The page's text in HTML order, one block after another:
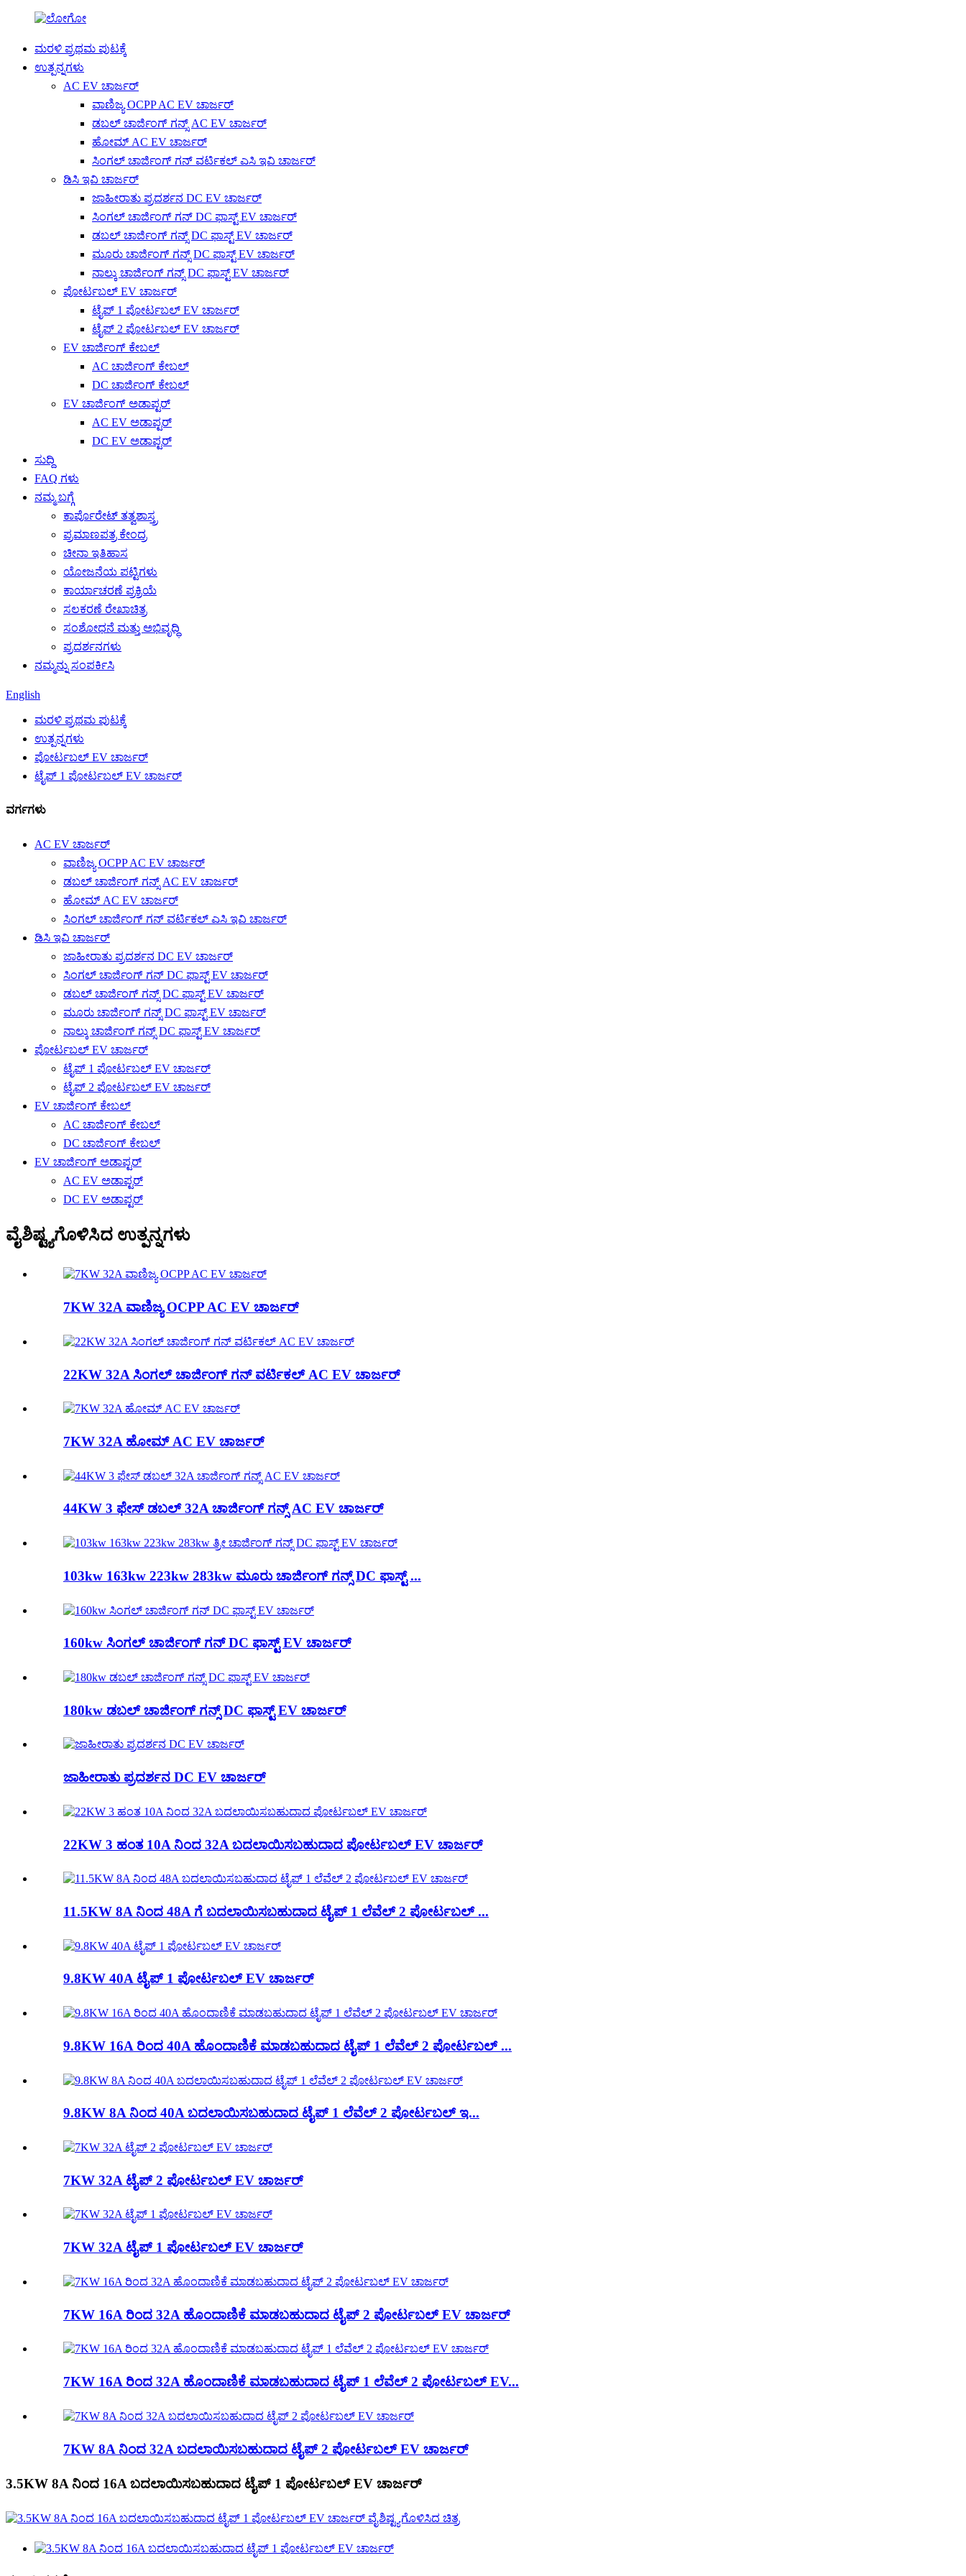
ಮರಳಿ ಪ್ರಥಮ ಪುಟಕ್ಕೆ
ಉತ್ಪನ್ನಗಳು
AC EV ಚಾರ್ಜರ್
ವಾಣಿಜ್ಯ OCPP AC EV ಚಾರ್ಜರ್
ಡಬಲ್ ಚಾರ್ಜಿಂಗ್ ಗನ್ಸ್ AC EV ಚಾರ್ಜರ್
ಹೋಮ್ AC EV ಚಾರ್ಜರ್
ಸಿಂಗಲ್ ಚಾರ್ಜಿಂಗ್ ಗನ್ ವರ್ಟಿಕಲ್ ಎಸಿ ಇವಿ ಚಾರ್ಜರ್
ಡಿಸಿ ಇವಿ ಚಾರ್ಜರ್
ಜಾಹೀರಾತು ಪ್ರದರ್ಶನ DC EV ಚಾರ್ಜರ್
ಸಿಂಗಲ್ ಚಾರ್ಜಿಂಗ್ ಗನ್ DC ಫಾಸ್ಟ್ EV ಚಾರ್ಜರ್
ಡಬಲ್ ಚಾರ್ಜಿಂಗ್ ಗನ್ಸ್ DC ಫಾಸ್ಟ್ EV ಚಾರ್ಜರ್
ಮೂರು ಚಾರ್ಜಿಂಗ್ ಗನ್ಸ್ DC ಫಾಸ್ಟ್ EV ಚಾರ್ಜರ್
ನಾಲ್ಕು ಚಾರ್ಜಿಂಗ್ ಗನ್ಸ್ DC ಫಾಸ್ಟ್ EV ಚಾರ್ಜರ್
ಪೋರ್ಟಬಲ್ EV ಚಾರ್ಜರ್
ಟೈಪ್ 1 ಪೋರ್ಟಬಲ್ EV ಚಾರ್ಜರ್
ಟೈಪ್ 2 ಪೋರ್ಟಬಲ್ EV ಚಾರ್ಜರ್
EV ಚಾರ್ಜಿಂಗ್ ಕೇಬಲ್
AC ಚಾರ್ಜಿಂಗ್ ಕೇಬಲ್
DC ಚಾರ್ಜಿಂಗ್ ಕೇಬಲ್
EV ಚಾರ್ಜಿಂಗ್ ಅಡಾಪ್ಟರ್
AC EV ಅಡಾಪ್ಟರ್
DC EV ಅಡಾಪ್ಟರ್
ಸುದ್ದಿ
FAQ ಗಳು
ನಮ್ಮ ಬಗ್ಗೆ
ಕಾರ್ಪೊರೇಟ್ ತತ್ವಶಾಸ್ತ್ರ
ಪ್ರಮಾಣಪತ್ರ ಕೇಂದ್ರ
ಚೀನಾ ಇತಿಹಾಸ
ಯೋಜನೆಯ ಪಟ್ಟಿಗಳು
ಕಾರ್ಯಾಚರಣೆ ಪ್ರಕ್ರಿಯೆ
ಸಲಕರಣೆ ರೇಖಾಚಿತ್ರ
ಸಂಶೋಧನೆ ಮತ್ತು ಅಭಿವೃದ್ಧಿ
ಪ್ರದರ್ಶನಗಳು
ನಮ್ಮನ್ನು ಸಂಪರ್ಕಿಸಿ
English
ಮರಳಿ ಪ್ರಥಮ ಪುಟಕ್ಕೆ
ಉತ್ಪನ್ನಗಳು
ಪೋರ್ಟಬಲ್ EV ಚಾರ್ಜರ್
ಟೈಪ್ 1 ಪೋರ್ಟಬಲ್ EV ಚಾರ್ಜರ್
ವರ್ಗಗಳು
AC EV ಚಾರ್ಜರ್
ವಾಣಿಜ್ಯ OCPP AC EV ಚಾರ್ಜರ್
ಡಬಲ್ ಚಾರ್ಜಿಂಗ್ ಗನ್ಸ್ AC EV ಚಾರ್ಜರ್
ಹೋಮ್ AC EV ಚಾರ್ಜರ್
ಸಿಂಗಲ್ ಚಾರ್ಜಿಂಗ್ ಗನ್ ವರ್ಟಿಕಲ್ ಎಸಿ ಇವಿ ಚಾರ್ಜರ್
ಡಿಸಿ ಇವಿ ಚಾರ್ಜರ್
ಜಾಹೀರಾತು ಪ್ರದರ್ಶನ DC EV ಚಾರ್ಜರ್
ಸಿಂಗಲ್ ಚಾರ್ಜಿಂಗ್ ಗನ್ DC ಫಾಸ್ಟ್ EV ಚಾರ್ಜರ್
ಡಬಲ್ ಚಾರ್ಜಿಂಗ್ ಗನ್ಸ್ DC ಫಾಸ್ಟ್ EV ಚಾರ್ಜರ್
ಮೂರು ಚಾರ್ಜಿಂಗ್ ಗನ್ಸ್ DC ಫಾಸ್ಟ್ EV ಚಾರ್ಜರ್
ನಾಲ್ಕು ಚಾರ್ಜಿಂಗ್ ಗನ್ಸ್ DC ಫಾಸ್ಟ್ EV ಚಾರ್ಜರ್
ಪೋರ್ಟಬಲ್ EV ಚಾರ್ಜರ್
ಟೈಪ್ 1 ಪೋರ್ಟಬಲ್ EV ಚಾರ್ಜರ್
ಟೈಪ್ 2 ಪೋರ್ಟಬಲ್ EV ಚಾರ್ಜರ್
EV ಚಾರ್ಜಿಂಗ್ ಕೇಬಲ್
AC ಚಾರ್ಜಿಂಗ್ ಕೇಬಲ್
DC ಚಾರ್ಜಿಂಗ್ ಕೇಬಲ್
EV ಚಾರ್ಜಿಂಗ್ ಅಡಾಪ್ಟರ್
AC EV ಅಡಾಪ್ಟರ್
DC EV ಅಡಾಪ್ಟರ್
ವೈಶಿಷ್ಟ್ಯಗೊಳಿಸಿದ ಉತ್ಪನ್ನಗಳು
7KW 32A ವಾಣಿಜ್ಯ OCPP AC EV ಚಾರ್ಜರ್
22KW 32A ಸಿಂಗಲ್ ಚಾರ್ಜಿಂಗ್ ಗನ್ ವರ್ಟಿಕಲ್ AC EV ಚಾರ್ಜರ್
7KW 32A ಹೋಮ್ AC EV ಚಾರ್ಜರ್
44KW 3 ಫೇಸ್ ಡಬಲ್ 32A ಚಾರ್ಜಿಂಗ್ ಗನ್ಸ್ AC EV ಚಾರ್ಜರ್
103kw 163kw 223kw 283kw ಮೂರು ಚಾರ್ಜಿಂಗ್ ಗನ್ಸ್ DC ಫಾಸ್ಟ್ ...
160kw ಸಿಂಗಲ್ ಚಾರ್ಜಿಂಗ್ ಗನ್ DC ಫಾಸ್ಟ್ EV ಚಾರ್ಜರ್
180kw ಡಬಲ್ ಚಾರ್ಜಿಂಗ್ ಗನ್ಸ್ DC ಫಾಸ್ಟ್ EV ಚಾರ್ಜರ್
ಜಾಹೀರಾತು ಪ್ರದರ್ಶನ DC EV ಚಾರ್ಜರ್
22KW 3 ಹಂತ 10A ನಿಂದ 32A ಬದಲಾಯಿಸಬಹುದಾದ ಪೋರ್ಟಬಲ್ EV ಚಾರ್ಜರ್
11.5KW 8A ನಿಂದ 48A ಗೆ ಬದಲಾಯಿಸಬಹುದಾದ ಟೈಪ್ 1 ಲೆವೆಲ್ 2 ಪೋರ್ಟಬಲ್ ...
9.8KW 40A ಟೈಪ್ 1 ಪೋರ್ಟಬಲ್ EV ಚಾರ್ಜರ್
9.8KW 16A ರಿಂದ 40A ಹೊಂದಾಣಿಕೆ ಮಾಡಬಹುದಾದ ಟೈಪ್ 1 ಲೆವೆಲ್ 2 ಪೋರ್ಟಬಲ್ ...
9.8KW 8A ನಿಂದ 40A ಬದಲಾಯಿಸಬಹುದಾದ ಟೈಪ್ 1 ಲೆವೆಲ್ 2 ಪೋರ್ಟಬಲ್ ಇ...
7KW 32A ಟೈಪ್ 2 ಪೋರ್ಟಬಲ್ EV ಚಾರ್ಜರ್
7KW 32A ಟೈಪ್ 1 ಪೋರ್ಟಬಲ್ EV ಚಾರ್ಜರ್
7KW 16A ರಿಂದ 32A ಹೊಂದಾಣಿಕೆ ಮಾಡಬಹುದಾದ ಟೈಪ್ 2 ಪೋರ್ಟಬಲ್ EV ಚಾರ್ಜರ್
7KW 16A ರಿಂದ 32A ಹೊಂದಾಣಿಕೆ ಮಾಡಬಹುದಾದ ಟೈಪ್ 1 ಲೆವೆಲ್ 2 ಪೋರ್ಟಬಲ್ EV...
7KW 8A ನಿಂದ 32A ಬದಲಾಯಿಸಬಹುದಾದ ಟೈಪ್ 2 ಪೋರ್ಟಬಲ್ EV ಚಾರ್ಜರ್
3.5KW 8A ನಿಂದ 16A ಬದಲಾಯಿಸಬಹುದಾದ ಟೈಪ್ 1 ಪೋರ್ಟಬಲ್ EV ಚಾರ್ಜರ್